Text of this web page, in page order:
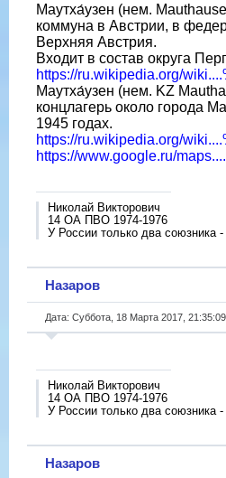
Маутха́узен (нем.
коммуна в Австрии, в
Верхняя Австрия.
Входит в состав округа
https://ru.wikipedia.org/
Маутха́узен (нем. KZ
концлагерь около города
1945 годах.
https://ru.wikipedia.org/
https://www.google.ru/
Николай Викторович
14 ОА ПВО 1974-1976
У России только два союзника
Назаров
Дата: Суббота, 18 Марта 2017,
Николай Викторович
14 ОА ПВО 1974-1976
У России только два союзника
Назаров